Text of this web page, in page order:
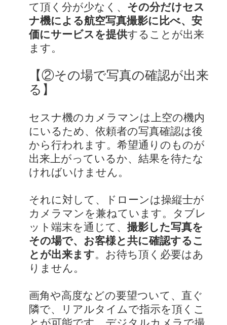
て頂く分が少なく、 その分だけセス
ナ機による航空写真撮影に比べ、安
価にサービスを提供することが出来
ます。
【②その場で写真の確認が出来
る】
セスナ機のカメラマンは上空の機内
にいるため、依頼者の写真確認は後
から行われます。希望通りのものが
出来上がっているか、結果を待たな
ければいけません。
それに対して、ドローンは操縦士が
カメラマンを兼ねています。タブレ
ット端末を通じて、 撮影した写真を
その場で、お客様と共に確認するこ
とが出来ます。お待ち頂く必要はあ
りません。
画角や高度などの要望ついて、直ぐ
隣で、リアルタイムで指示を頂くこ